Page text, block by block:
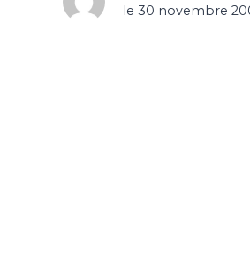
le 30 novembre